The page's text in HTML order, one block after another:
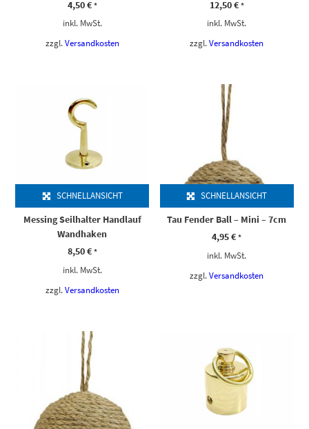
4,50€ *
inkl. MwSt.
zzgl. Versandkosten
12,50€ *
inkl. MwSt.
zzgl.Versandkosten
SCHNELLANSICHT
Messing Seilhalter Handlauf
Wandhaken
8,50€ *
inkl. MwSt.
zzgl. Versandkosten
SCHNELLANSICHT
Tau Fender Ball – Mini – 7cm
4,95€ *
inkl. MwSt.
zzgl.Versandkosten